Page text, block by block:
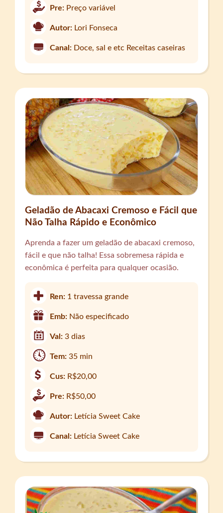
Pre: Preço variável
Autor: Lori Fonseca
Canal: Doce, sal e etc Receitas caseiras
Geladão de Abacaxi Cremoso e Fácil que
Não Talha Rápido e Econômico
Aprenda a fazer um geladão de abacaxi cremoso,
fácil e que não talha! Essa sobremesa rápida e
econômica é perfeita para qualquer ocasião.
Ren: 1 travessa grande
Emb: Não especificado
Val:3 dias
Tem:35 min
Cus: R$20,00
Pre: R$50,00
Autor: Letícia Sweet Cake
Canal: Letícia Sweet Cake